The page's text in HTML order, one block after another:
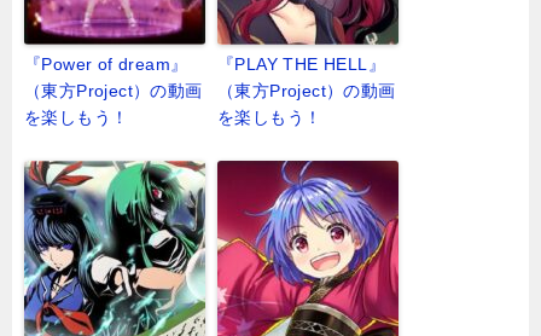
『Power of dream』
（東方Project）の動画
を楽しもう！
『PLAY THE HELL』
（東方Project）の動画
を楽しもう！